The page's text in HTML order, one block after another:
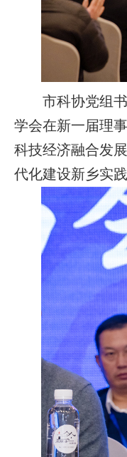
市科协党组书
学会在新一届理
科技经济融合发
代化建设新乡实